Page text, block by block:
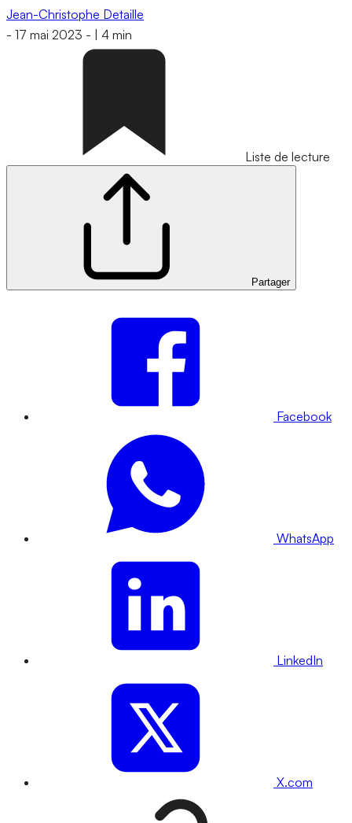
Jean-Christophe Detaille
- 17 mai 2023 - 4 min
Liste de lecture
Partager
Facebook
WhatsApp
LinkedIn
X.com